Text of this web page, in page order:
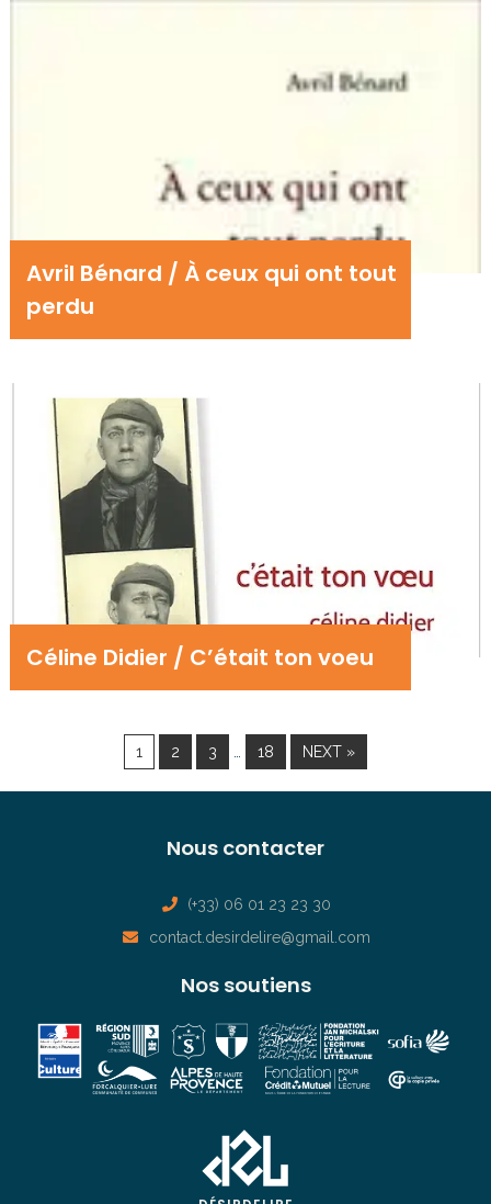
Avril Bénard / À ceux qui ont tout
perdu
Céline Didier / C’était ton voeu
1 2 3 18 NEXT »
Nos soutiens
Nous contacter
(+33) 06 01 23 23 30
contact.desirdelire@gmail.com